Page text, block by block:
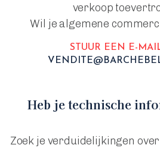
verkoop
Wil je algemene
STUUR EEN E-
Heb je technische
Zoek je verduidelijkingen